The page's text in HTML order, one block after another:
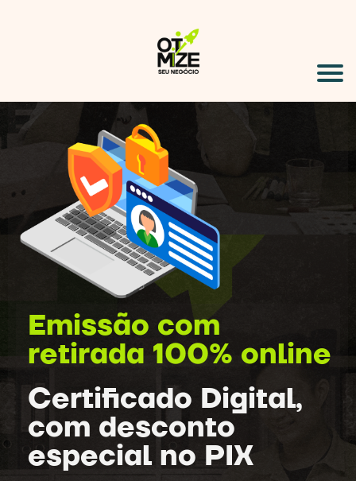
Emissão com
retirada 100% online
Certificado Digital,
com desconto
especial no PIX